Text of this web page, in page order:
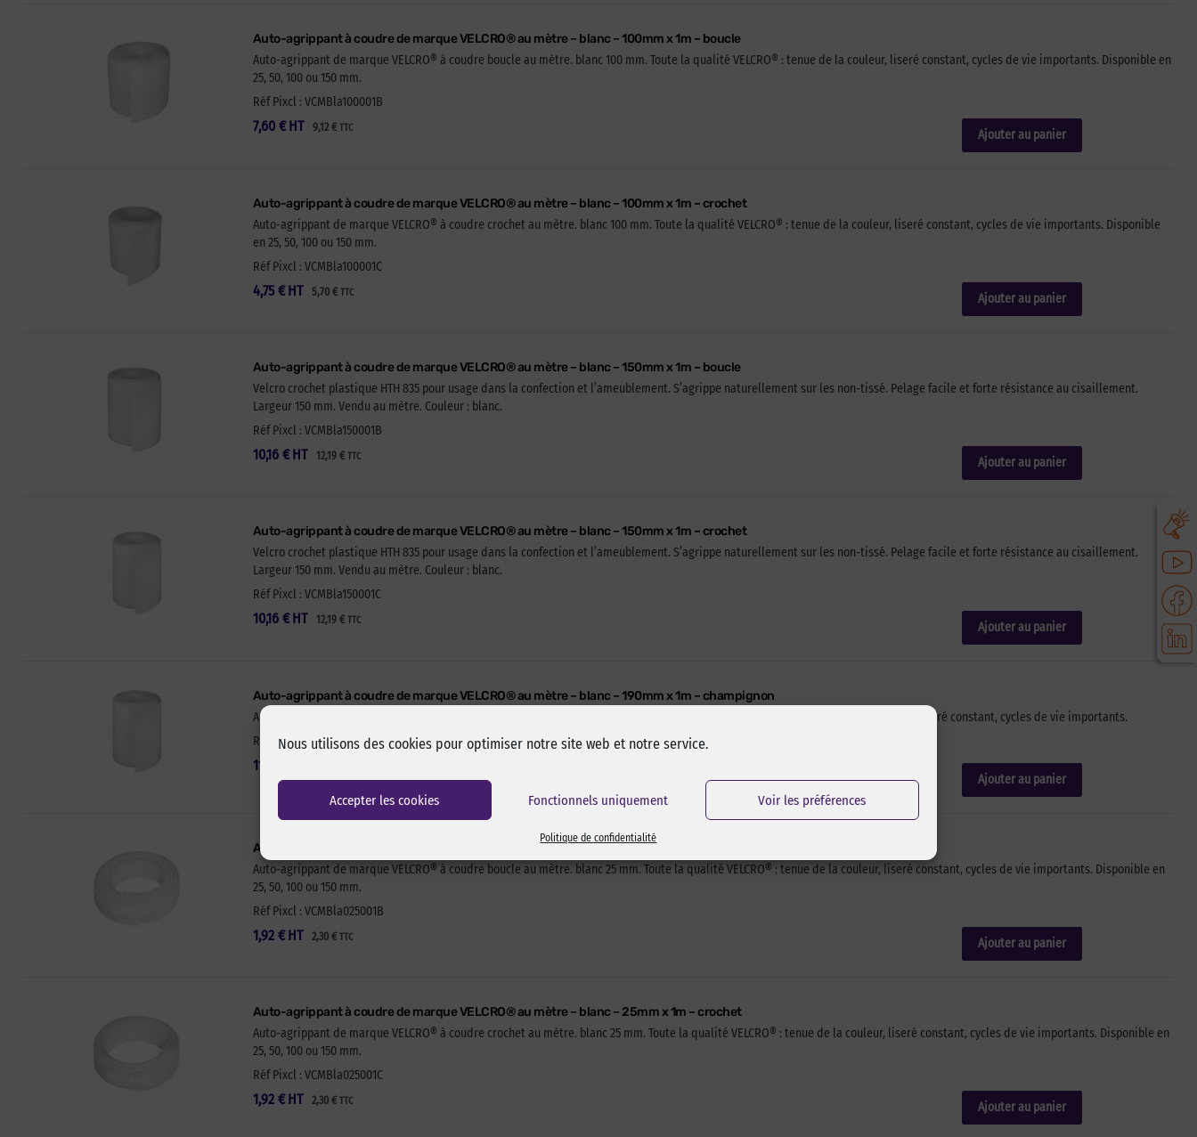
Nous utilisons des cookies pour optimiser notre site web et notre service.
Accepter les cookies Fonctionnels uniquement Voir les préférences
Politique de confidentialité
Auto-agrippant à coudre de marque VELCRO® au mètre – blanc – 100mm x 1m – boucle
Auto-agrippant de marque VELCRO® à coudre boucle au mètre. blanc 100 mm. Toute la qualité VELCRO® : tenue de la couleur, liseré constant, cycles de vie importants. Disponible en
25, 50, 100 ou 150 mm.
Réf Pixcl : VCMBla100001B
7,60 € 9,12 €TTC
HT Ajouter au panier
Auto-agrippant à coudre de marque VELCRO® au mètre – blanc – 100mm x 1m – crochet
Auto-agrippant de marque VELCRO® à coudre crochet au mètre. blanc 100 mm. Toute la qualité VELCRO® : tenue de la couleur, liseré constant, cycles de vie importants. Disponible
en 25, 50, 100 ou 150 mm.
Réf Pixcl : VCMBla100001C
4,75 € 5,70 €TTC
HT Ajouter au panier
Auto-agrippant à coudre de marque VELCRO® au mètre – blanc – 150mm x 1m – boucle
Velcro crochet plastique HTH 835 pour usage dans la confection et l’ameublement. S’agrippe naturellement sur les non-tissé. Pelage facile et forte résistance au cisaillement.
Largeur 150 mm. Vendu au mètre. Couleur : blanc.
Réf Pixcl : VCMBla150001B
10,16 € 12,19 €TTC
HT Ajouter au panier
Auto-agrippant à coudre de marque VELCRO® au mètre – blanc – 150mm x 1m – crochet
Velcro crochet plastique HTH 835 pour usage dans la confection et l’ameublement. S’agrippe naturellement sur les non-tissé. Pelage facile et forte résistance au cisaillement.
Largeur 150 mm. Vendu au mètre. Couleur : blanc.
Réf Pixcl : VCMBla150001C
10,16 € 12,19 €TTC
HT Ajouter au panier
Auto-agrippant à coudre de marque VELCRO® au mètre – blanc – 190mm x 1m – champignon
Auto-agrippant de marque VELCRO® à coudre champignon au mètre. blanc 190 mm. Toute la qualité VELCRO® : tenue de la couleur, liseré constant, cycles de vie importants.
Réf Pixcl : VCMBla190001Ch
11,71
Ajouter au panier
Auto-agrippant à coudre de marque VELCRO® au mètre – blanc – 25mm x 1m – boucle
Auto-agrippant de marque VELCRO® à coudre boucle au mètre. blanc 25 mm. Toute la qualité VELCRO® : tenue de la couleur, liseré constant, cycles de vie importants. Disponible en
25, 50, 100 ou 150 mm.
Réf Pixcl : VCMBla025001B
1,92 € 2,30 €TTC
HT Ajouter au panier
Auto-agrippant à coudre de marque VELCRO® au mètre – blanc – 25mm x 1m – crochet
Auto-agrippant de marque VELCRO® à coudre crochet au mètre. blanc 25 mm. Toute la qualité VELCRO® : tenue de la couleur, liseré constant, cycles de vie importants. Disponible en
25, 50, 100 ou 150 mm.
Réf Pixcl : VCMBla025001C
1,92 € 2,30 €TTC
HT Ajouter au panier